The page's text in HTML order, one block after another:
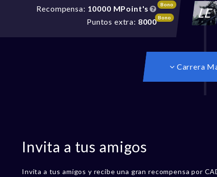
Recompensa: 10000 MPoint's Bono
Puntos extra: 8000Bono
Carrera
Invita a tus amigos
Invita a tus amigos y recibe una gran recompensa por